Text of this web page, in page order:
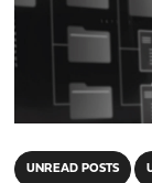
UNREAD POSTS